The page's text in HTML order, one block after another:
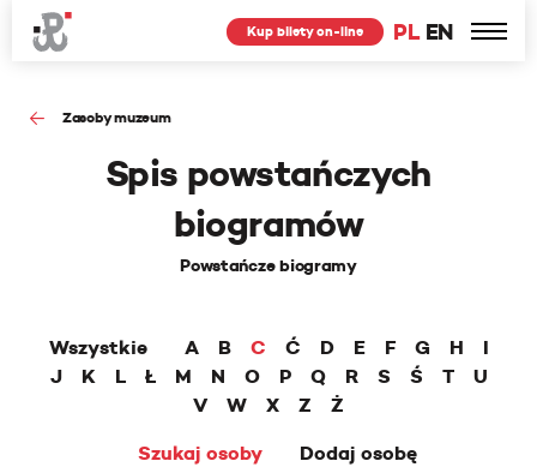
PL EN
Kup bilety on-line
Zasoby muzeum
Spis powstańczych
biogramów
Powstańcze biogramy
Wszystkie A B C Ć D E F G H
I
J
K L Ł M N O P Q R S Ś T
U
V
W X Z
Ż
Szukaj osoby
Dodaj osobę